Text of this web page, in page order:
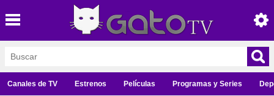
Canales de TV Estrenos Películas Programas y Series